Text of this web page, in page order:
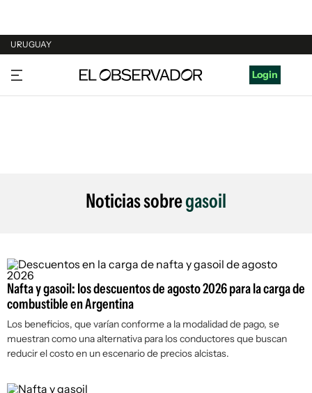
URUGUAY
URUGUAY
ARGENTINA
Login
Noticias sobregasoil
Nafta y gasoil: los descuentos de agosto 2026 para la carga de
combustible en Argentina
Los beneficios, que varían conforme a la modalidad de pago, se
muestran como una alternativa para los conductores que buscan
reducir el costo en un escenario de precios alcistas.